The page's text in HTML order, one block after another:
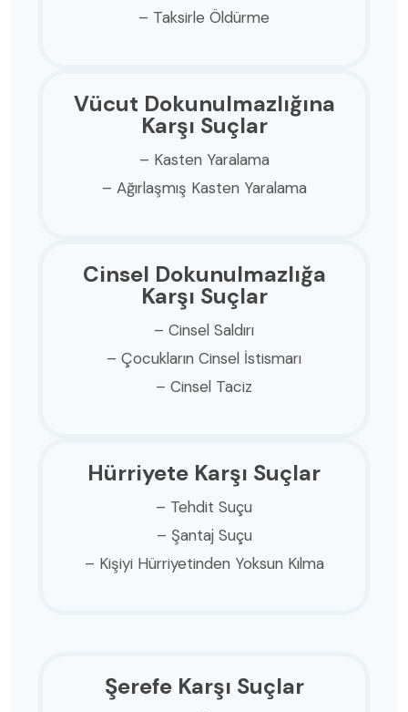
– Taksirle Öldürme
Vücut Dokunulmazlığına
Karşı Suçlar
– Kasten Yaralama
– Ağırlaşmış Kasten Yaralama
Cinsel Dokunulmazlığa
Karşı Suçlar
– Cinsel Saldırı
– Çocukların Cinsel İstismarı
– Cinsel Taciz
Hürriyete Karşı Suçlar
– Tehdit Suçu
– Şantaj Suçu
– Kişiyi Hürriyetinden Yoksun Kılma
Şerefe Karşı Suçlar